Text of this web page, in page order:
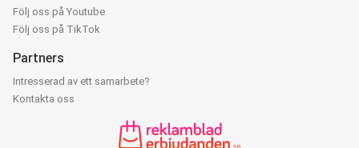
Följ oss på Youtube
Följ oss på TikTok
Partners
Intresserad av ett samarbete?
Kontakta oss